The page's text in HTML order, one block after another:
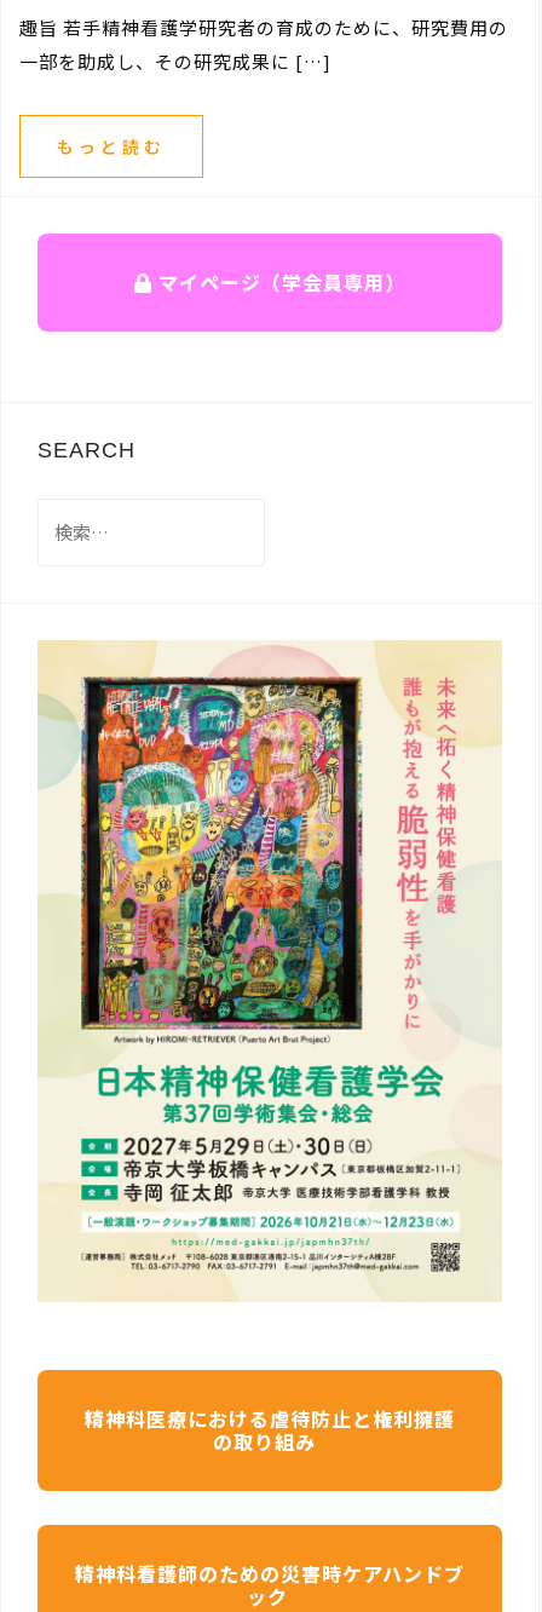
趣旨 若手精神看護学研究者の育成のために、研究費用の
一部を助成し、その研究成果に […]
もっと読む
マイページ（学会員専用）
SEARCH
索:
精神科医療における虐待防止と権利擁護
の取り組み
精神科看護師のための災害時ケアハンドブ
ック